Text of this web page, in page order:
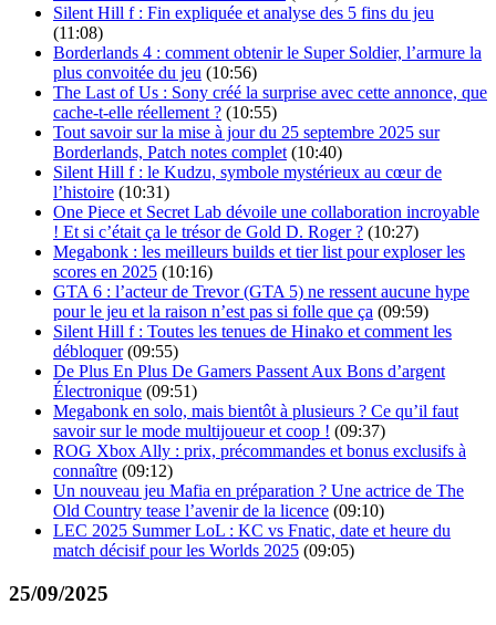
Silent Hill f : Fin expliquée et analyse des 5 fins du jeu
(11:08)
Borderlands 4 : comment obtenir le Super Soldier, l’armure la
plus convoitée du jeu (10:56)
The Last of Us : Sony créé la surprise avec cette annonce, que
cache-t-elle réellement ? (10:55)
Tout savoir sur la mise à jour du 25 septembre 2025 sur
Borderlands, Patch notes complet (10:40)
Silent Hill f : le Kudzu, symbole mystérieux au cœur de
l’histoire (10:31)
One Piece et Secret Lab dévoile une collaboration incroyable
! Et si c’était ça le trésor de Gold D. Roger ? (10:27)
Megabonk : les meilleurs builds et tier list pour exploser les
scores en 2025 (10:16)
GTA 6 : l’acteur de Trevor (GTA 5) ne ressent aucune hype
pour le jeu et la raison n’est pas si folle que ça (09:59)
Silent Hill f : Toutes les tenues de Hinako et comment les
débloquer (09:55)
De Plus En Plus De Gamers Passent Aux Bons d’argent
Électronique (09:51)
Megabonk en solo, mais bientôt à plusieurs ? Ce qu’il faut
savoir sur le mode multijoueur et coop ! (09:37)
ROG Xbox Ally : prix, précommandes et bonus exclusifs à
connaître (09:12)
Un nouveau jeu Mafia en préparation ? Une actrice de The
Old Country tease l’avenir de la licence (09:10)
LEC 2025 Summer LoL : KC vs Fnatic, date et heure du
match décisif pour les Worlds 2025 (09:05)
25/09/2025